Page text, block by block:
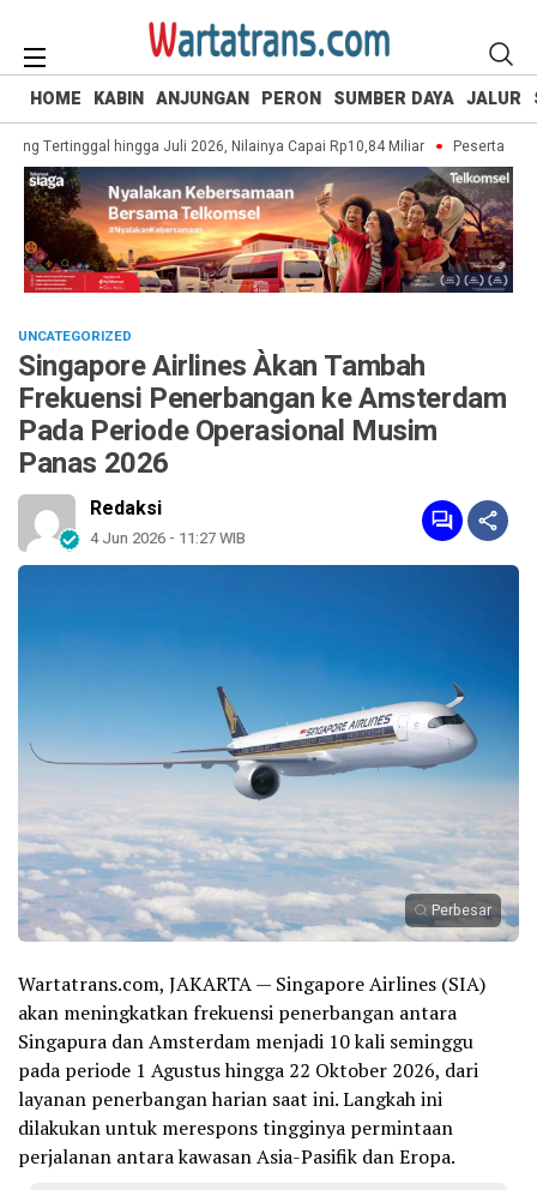
HOME KABIN ANJUNGAN PERON SUMBER DAYA JALUR
Tertinggal hingga Juli 2026, Nilainya Capai Rp10,84 Miliar Peserta UI
UNCATEGORIZED
Singapore Airlines Àkan Tambah
Frekuensi Penerbangan ke Amsterdam
Pada Periode Operasional Musim
Panas 2026
Redaksi
4 Jun 2026 - 11:27 WIB
Perbesar
Wartatrans.com, JAKARTA — Singapore Airlines (SIA)
akan meningkatkan frekuensi penerbangan antara
Singapura dan Amsterdam menjadi 10 kali seminggu
pada periode 1 Agustus hingga 22 Oktober 2026, dari
layanan penerbangan harian saat ini. Langkah ini
dilakukan untuk merespons tingginya permintaan
perjalanan antara kawasan Asia-Pasifik dan Eropa.